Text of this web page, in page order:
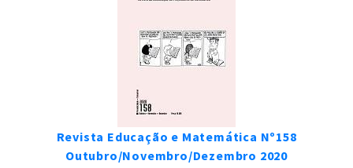
Revista Educação e Matemática Nº158
Outubro/Novembro/Dezembro 2020